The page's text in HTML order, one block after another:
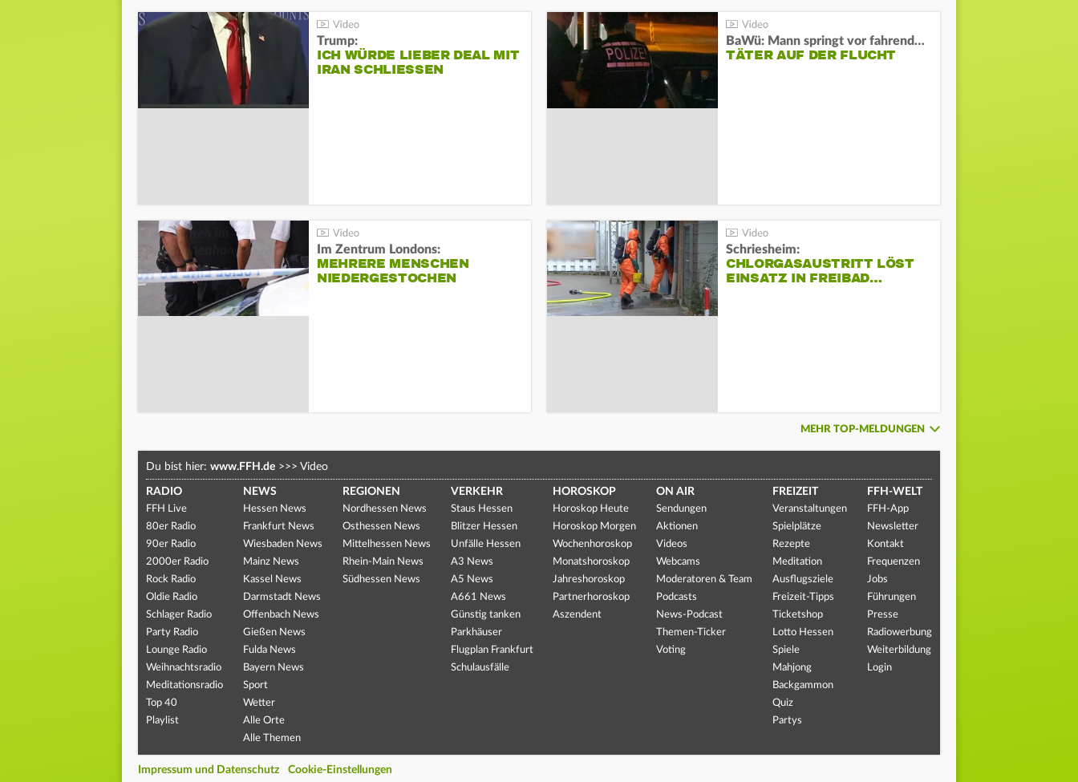
Trump:
ICH WÜRDE LIEBER DEAL MIT
IRAN SCHLIESSEN
BaWü: Mann springt vor fahrendes Auto und schießt
TÄTER AUF DER FLUCHT
Im Zentrum Londons:
MEHRERE MENSCHEN
NIEDERGESTOCHEN
Schriesheim:
CHLORGASAUSTRITT LÖST
EINSATZ IN FREIBAD…
MEHR TOP-MELDUNGEN
Du bist hier: www.FFH.de >>> Video
RADIO
FFH Live
80er Radio
90er Radio
2000er Radio
Rock Radio
Oldie Radio
Schlager Radio
Party Radio
Lounge Radio
Weihnachtsradio
Meditationsradio
Top 40
Playlist
NEWS
Hessen News
Frankfurt News
Wiesbaden News
Mainz News
Kassel News
Darmstadt News
Offenbach News
Gießen News
Fulda News
Bayern News
Sport
Wetter
Alle Orte
Alle Themen
REGIONEN
Nordhessen News
Osthessen News
Mittelhessen News
Rhein-Main News
Südhessen News
VERKEHR
Staus Hessen
Blitzer Hessen
Unfälle Hessen
A3 News
A5 News
A661 News
Günstig tanken
Parkhäuser
Flugplan Frankfurt
Schulausfälle
HOROSKOP
Horoskop Heute
Horoskop Morgen
Wochenhoroskop
Monatshoroskop
Jahreshoroskop
Partnerhoroskop
Aszendent
ON AIR
Sendungen
Aktionen
Videos
Webcams
Moderatoren & Team
Podcasts
News-Podcast
Themen-Ticker
Voting
FREIZEIT
Veranstaltungen
Spielplätze
Rezepte
Meditation
Ausflugsziele
Freizeit-Tipps
Ticketshop
Lotto Hessen
Spiele
Mahjong
Backgammon
Quiz
Partys
FFH-WELT
FFH-App
Newsletter
Kontakt
Frequenzen
Jobs
Führungen
Presse
Radiowerbung
Weiterbildung
Login
Impressum und Datenschutz Cookie-Einstellungen